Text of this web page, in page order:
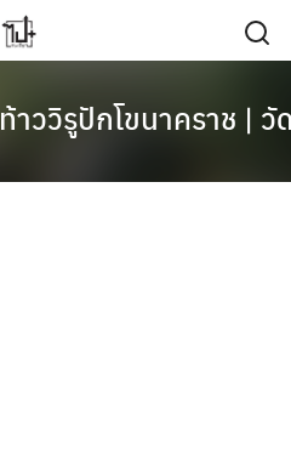
ท้าววิรูปักโขนาคราช |